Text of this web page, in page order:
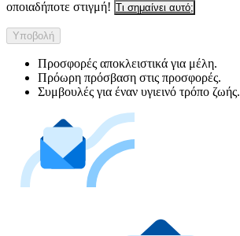
οποιαδήποτε στιγμή! Τι σημαίνει αυτό;
Υποβολή
Προσφορές αποκλειστικά για μέλη.
Πρόωρη πρόσβαση στις προσφορές.
Συμβουλές για έναν υγιεινό τρόπο ζωής.